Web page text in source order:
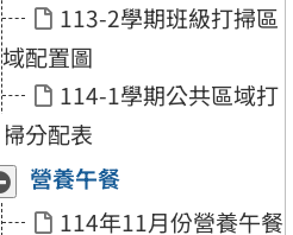
113-2學期班級打掃區
域配置圖
114-1學期公共區域打
掃分配表
收
合
「營
展
開
「營
營養午餐
114年11月份營養午餐